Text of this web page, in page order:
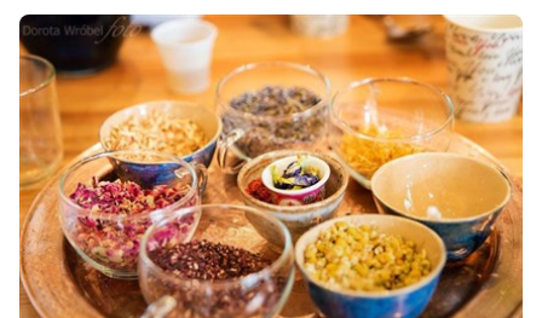
Masaż czekoladą
Masaż Karku
Masaż orientalny